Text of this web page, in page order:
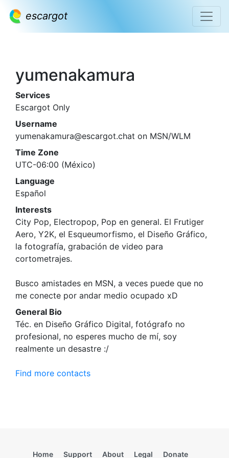
escargot
yumenakamura
Services
Escargot Only
Username
yumenakamura@escargot.chat on MSN/WLM
Time Zone
UTC-06:00 (México)
Language
Español
Interests
City Pop, Electropop, Pop en general. El Frutiger
Aero, Y2K, el Esqueumorfismo, el Diseño Gráfico,
la fotografía, grabación de video para
cortometrajes.
Busco amistades en MSN, a veces puede que no
me conecte por andar medio ocupado xD
General Bio
Téc. en Diseño Gráfico Digital, fotógrafo no
profesional, no esperes mucho de mí, soy
realmente un desastre :/
Find more contacts
Home Support About Legal Donate